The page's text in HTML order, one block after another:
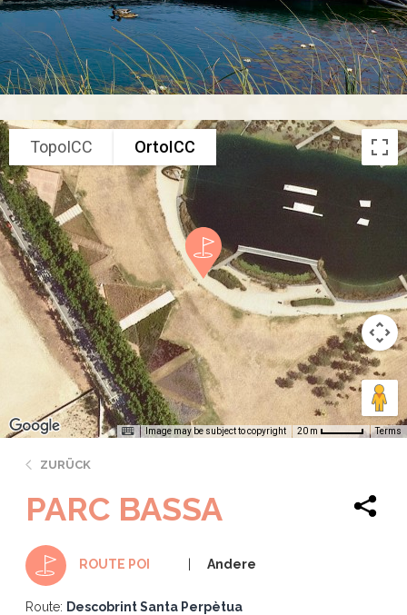
TopoICC OrtoICC
Image may be subject to copyright 20 m Terms
ZURÜCK
PARC BASSA
ROUTE POI Andere
Route: Descobrint Santa Perpètua